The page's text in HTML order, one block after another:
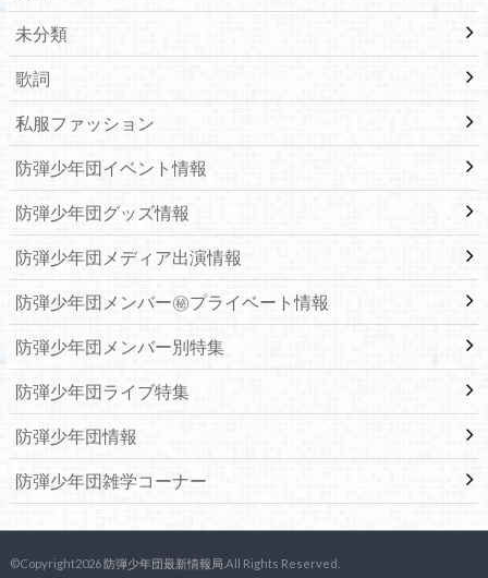
未分類
歌詞
私服ファッション
防弾少年団イベント情報
防弾少年団グッズ情報
防弾少年団メディア出演情報
防弾少年団メンバー㊙プライベート情報
防弾少年団メンバー別特集
防弾少年団ライブ特集
防弾少年団情報
防弾少年団雑学コーナー
©Copyright2026 防弾少年団最新情報局 .All Rights Reserved.